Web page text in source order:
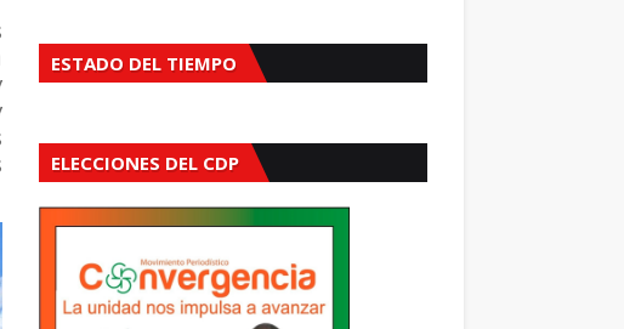
ESTADO DEL TIEMPO
ELECCIONES DEL CDP